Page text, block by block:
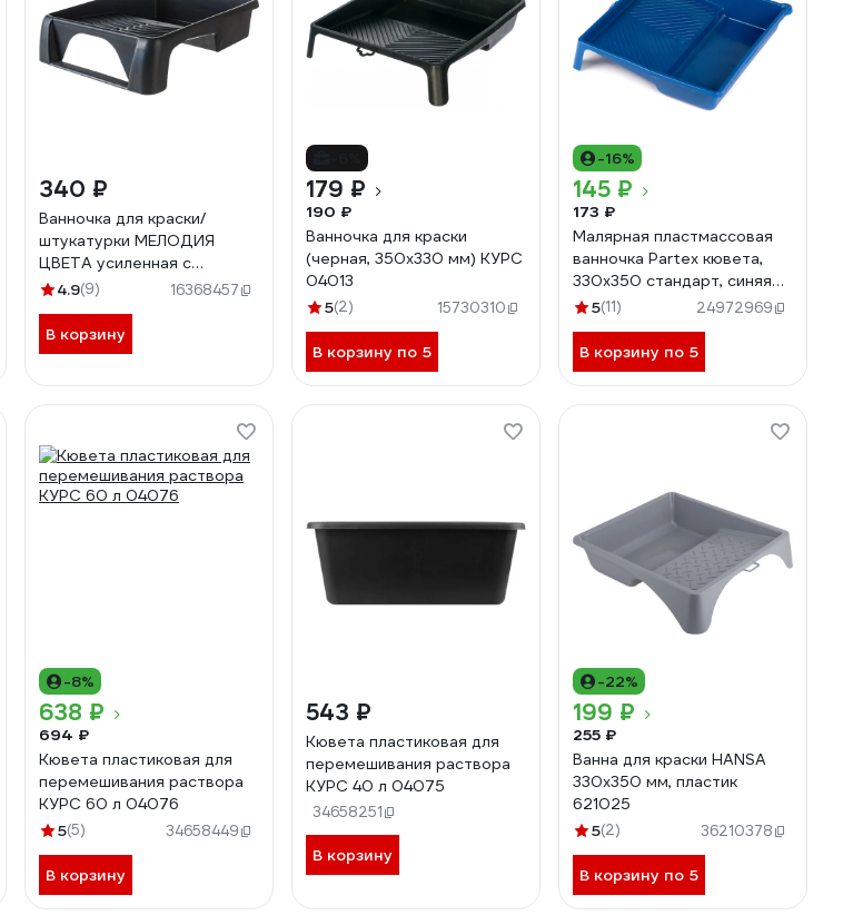
340 ₽
Ванночка для краски/
штукатурки МЕЛОДИЯ
ЦВЕТА усиленная с
педалью Ван4434 Ван4434
4.9(9) 16368457
В корзину
179 ₽
190 ₽
Ванночка для краски
(черная, 350х330 мм) КУРС
04013
5(2) 15730310
В корзину по 5
-16%
145 ₽
173 ₽
Малярная пластмассовая
ванночка Partex кювета,
330x350 стандарт, синяя
НФ-00002671
5(11) 24972969
В корзину по 5
-8%
638 ₽
694 ₽
Кювета пластиковая для
перемешивания раствора
КУРС 60 л 04076
5(5) 34658449
В корзину
543 ₽
Кювета пластиковая для
перемешивания раствора
КУРС 40 л 04075
34658251
В корзину
-22%
199 ₽
255 ₽
Ванна для краски HANSA
330x350 мм, пластик
621025
5(2) 36210378
В корзину по 5